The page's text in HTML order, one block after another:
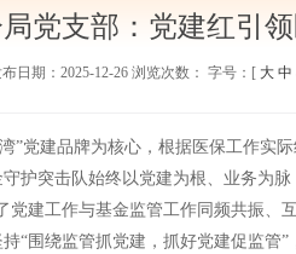
党支部：党建红引
日期：2025-12-26浏览次数： 字号：[ 大 中
”党建品牌为核心，根据医保工作实
护突击队始终以党建为根、业务为脉
党建工作与基金监管工作同频共振、互
“围绕监管抓党建，抓好党建促监管